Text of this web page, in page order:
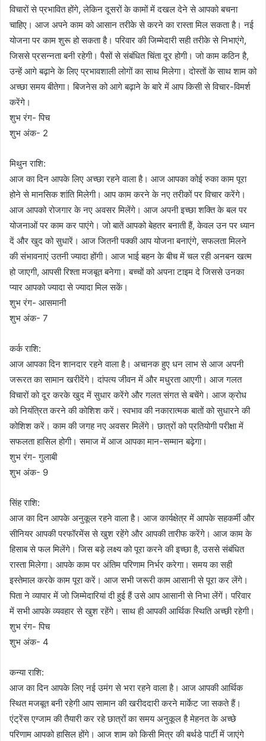
विचारों से प्रभावित होंगे, लेकिन दूसरों के कामों में दखल देने से आपको बचना
चाहिए। आज अपने काम को आसान तरीके से करने का रास्ता मिल सकता है। नई
योजना पर काम शुरू हो सकता है। परिवार की जिम्मेदारी सही तरीके से निभाएंगे,
जिससे प्रसन्नता बनी रहेगी। पैसों से संबंधित चिंता दूर होगी। जो काम कठिन है,
उन्हें आगे बढ़ाने के लिए प्रभावशाली लोगों का साथ मिलेगा। दोस्तों के साथ शाम को
अच्छा समय बीतेगा। बिजनेस को आगे बढ़ाने के बारे में आप किसी से विचार-विमर्श
करेंगे।
शुभ रंग- पिच
शुभ अंक- 2
मिथुन राशि:
आज का दिन आपके लिए अच्छा रहने वाला है। आज आपका कोई रुका काम पूरा
होने से मानसिक शांति मिलेगी। आप काम करने के नए तरीकों पर विचार करेंगे।
आज आपको रोजगार के नए अवसर मिलेंगे। आज अपनी इच्छा शक्ति के बल पर
योजनाओं पर काम कर पाएंगे। जो बातें आपको बेहतर बनाती हैं, केवल उन पर ध्यान
दें और खुद को सुधारें। आज जितनी पक्की आप योजना बनाएंगे, सफलता मिलने
की संभावनाएं उतनी ज्यादा होंगी। आज भाई बहन के बीच में चल रही अनबन खत्म
हो जाएगी, आपसी रिश्ता मजबूत बनेगा। बच्चों को अपना टाइम दे जिससे उनका
प्यार आपको ज्यादा से ज्यादा मिल सकें।
शुभ रंग- आसमानी
शुभ अंक- 7
कर्क राशि:
आज आपका दिन शानदार रहने वाला है। अचानक हुए धन लाभ से आज अपनी
जरूरत का सामान खरीदेंगे। दांपत्य जीवन में और मधुरता आएगी। आज गलत
विचारों को दूर करके खुद में सुधार करेंगे और गलत संगत से बचेंगे। आज क्रोध
को नियंत्रित करने की कोशिश करें। स्वभाव की नकारात्मक बातों को सुधारने की
कोशिश करें। काम की जगह नए अवसर मिलेंगे। छात्रों को प्रतियोगी परीक्षा में
सफलता हासिल होगी। समाज में आज आपका मान-सम्मान बढ़ेगा।
शुभ रंग- गुलाबी
शुभ अंक- 9
सिंह राशि:
आज का दिन आपके अनुकूल रहने वाला है। आज कार्यक्षेत्र में आपके सहकर्मी और
सीनियर आपकी परफॉरमेंस से खुश रहेंगे और आपकी तारीफ करेंगे। आज काम के
हिसाब से फल मिलेंगे। जिस बड़े लक्ष्य को पूरा करने की इच्छा है, उससे संबंधित
रास्ता मिलेगा। आपके काम पर अंतिम परिणाम निर्भर करेगा। समय का सही
इस्तेमाल करके काम पूरा करें। आज सभी जरूरी काम आसानी से पूरा कर लेंगे।
पिता ने व्यापार में जो जिम्मेदारियां दी हुई हैं उसे आप आसानी से निभा लेंगें। परिवार
में सभी आपके व्यवहार से खुश रहेंगे। साथ ही आपकी आर्थिक स्थिति अच्छी रहेगी।
शुभ रंग- पिच
शुभ अंक- 4
कन्या राशि:
आज का दिन आपके लिए नई उमंग से भरा रहने वाला है। आज आपकी आर्थिक
स्थित मजबूत बनी रहेगी आप सामान की खरीददारी करने मार्केट जा सकते हैं।
एंट्रेंस एग्जाम की तैयारी कर रहे छात्रों का समय अनुकूल है मेहनत के अच्छे
परिणाम आपको हासिल होंगे। आज शाम को किसी मित्र की बर्थडे पार्टी में जाएंगे